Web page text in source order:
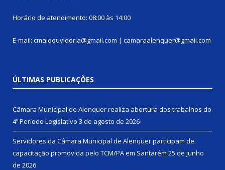
Horário de atendimento: 08:00 às 14:00
E-mail: cmalqouvidoria@gmail.com | camaraalenquer@gmail.com
ÚLTIMAS PUBLICAÇÕES
Câmara Municipal de Alenquer realiza abertura dos trabalhos do
4º Período Legislativo 3 de agosto de 2026
Servidores da Câmara Municipal de Alenquer participam de
capacitação promovida pelo TCM/PA em Santarém 25 de junho
de 2026